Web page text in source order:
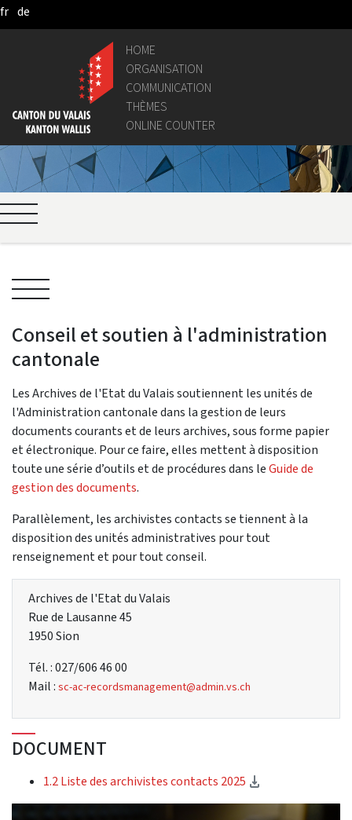
Skip to Main Content
fr de
HOME
ORGANISATION
COMMUNICATION
THÈMES
ONLINE COUNTER
Conseil et soutien à l'administration
cantonale
Les Archives de l'Etat du Valais soutiennent les unités de
l'Administration cantonale dans la gestion de leurs
documents courants et de leurs archives, sous forme papier
et électronique. Pour ce faire, elles mettent à disposition
toute une série d’outils et de procédures dans leGuide de
gestion des documents.
Parallèlement, les archivistes contacts se tiennent à la
disposition des unités administratives pour tout
renseignement et pour tout conseil.
Archives de l'Etat du Valais
Rue de Lausanne 45
1950 Sion
Tél. : 027/606 46 00
Mail : sc-ac-recordsmanagement@admin.vs.ch
DOCUMENT
1.2 Liste des archivistes contacts 2025